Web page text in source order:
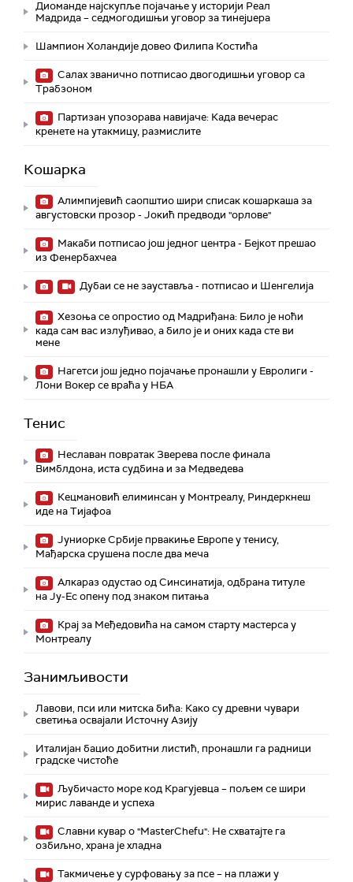
Диоманде најскупље појачање у историји Реал
Мадрида – седмогодишњи уговор за тинејџера
Шампион Холандије довео Филипа Костића
Салах званично потписао двогодишњи уговор са
Трабзоном
Партизан упозорава навијаче: Када вечерас
кренете на утакмицу, размислите
Кошарка
Алимпијевић саопштио шири списак кошаркаша за
августовски прозор - Јокић предводи "орлове"
Макаби потписао још једног центра - Бејкот прешао
из Фенербахчеа
Дубаи се не зауставља - потписао и Шенгелија
Хезоња се опростио од Мадриђана: Било је ноћи
када сам вас излуђивао, а било је и оних када сте ви
мене
Нагетси још једно појачање пронашли у Евролиги -
Лони Вокер се враћа у НБА
Тенис
Неславан повратак Зверева после финала
Вимблдона, иста судбина и за Медведева
Кецмановић елиминсан у Монтреалу, Риндеркнеш
иде на Тијафоа
Јуниорке Србије првакиње Европе у тенису,
Мађарска срушена после два меча
Алкараз одустао од Синсинатија, одбрана титуле
на Ју-Ес опену под знаком питања
Крај за Међедовића на самом старту мастерса у
Монтреалу
Занимљивости
Лавови, пси или митска бића: Како су древни чувари
светиња освајали Источну Азију
Италијан бацио добитни листић, пронашли га радници
градске чистоће
Љубичасто море код Крагујевца – пољем се шири
мирис лаванде и успеха
Славни кувар о "MasterChefu": Не схватајте га
озбиљно, храна је хладна
Такмичење у сурфовању за псе – на плажи у